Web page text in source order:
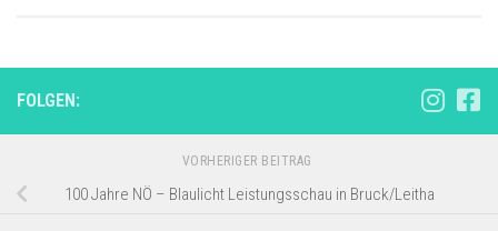
FOLGEN:
VORHERIGER BEITRAG
100 Jahre NÖ – Blaulicht Leistungsschau in Bruck/Leitha